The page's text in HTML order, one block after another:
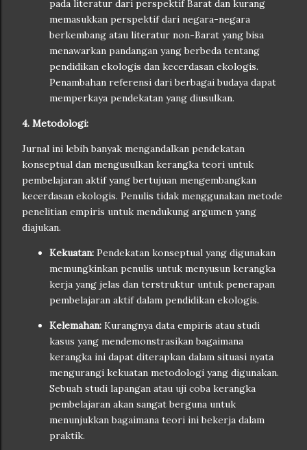
pada literatur dari perspektif Barat dan kurang
memasukkan perspektif dari negara-negara
berkembang atau literatur non-Barat yang bisa
menawarkan pandangan yang berbeda tentang
pendidikan ekologis dan kecerdasan ekologis.
Penambahan referensi dari berbagai budaya dapat
memperkaya pendekatan yang diusulkan.
4. Metodologi:
Jurnal ini lebih banyak mengandalkan pendekatan
konseptual dan mengusulkan kerangka teori untuk
pembelajaran aktif yang bertujuan mengembangkan
kecerdasan ekologis. Penulis tidak menggunakan metode
penelitian empiris untuk mendukung argumen yang
diajukan.
Kekuatan: Pendekatan konseptual yang digunakan
memungkinkan penulis untuk menyusun kerangka
kerja yang jelas dan terstruktur untuk penerapan
pembelajaran aktif dalam pendidikan ekologis.
Kelemahan: Kurangnya data empiris atau studi
kasus yang mendemonstrasikan bagaimana
kerangka ini dapat diterapkan dalam situasi nyata
mengurangi kekuatan metodologi yang digunakan.
Sebuah studi lapangan atau uji coba kerangka
pembelajaran akan sangat berguna untuk
menunjukkan bagaimana teori ini bekerja dalam
praktik.